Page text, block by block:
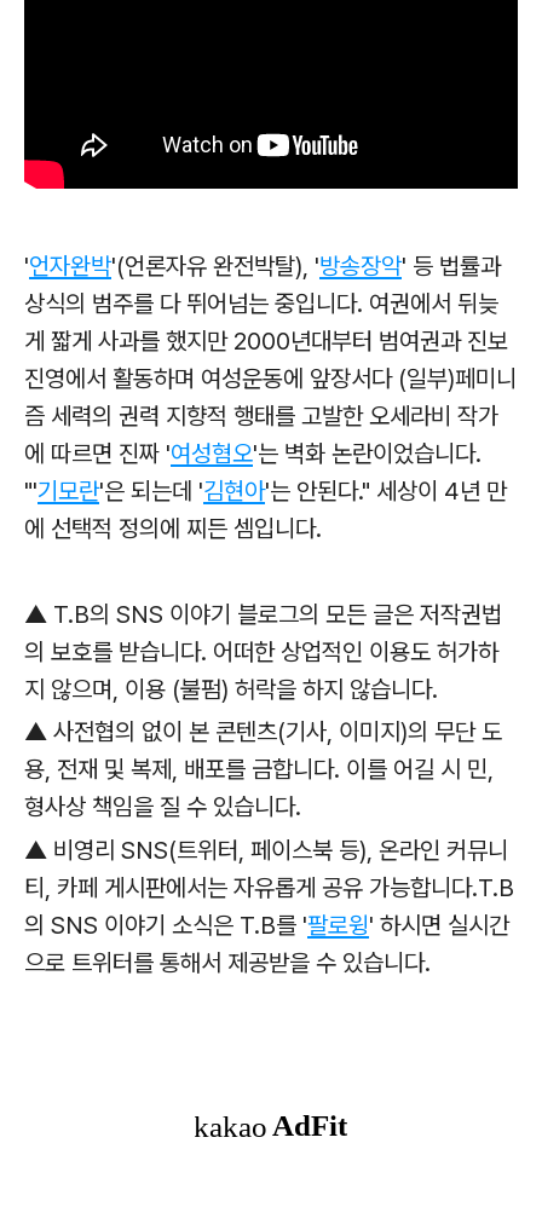
'언자완박'(언론자유 완전박탈), '방송장악' 등 법률과
상식의 범주를 다 뛰어넘는 중입니다. 여권에서 뒤늦
게 짧게 사과를 했지만 2000년대부터 범여권과 진보
진영에서 활동하며 여성운동에 앞장서다 (일부)페미니
즘 세력의 권력 지향적 행태를 고발한 오세라비 작가
에 따르면 진짜 '여성혐오'는 벽화 논란이었습니다.
"'기모란'은 되는데 '김현아'는 안된다." 세상이 4년 만
에 선택적 정의에 찌든 셈입니다.
▲ T.B의 SNS 이야기 블로그의 모든 글은 저작권법
의 보호를 받습니다. 어떠한 상업적인 이용도 허가하
지 않으며, 이용 (불펌) 허락을 하지 않습니다.
▲ 사전협의 없이 본 콘텐츠(기사, 이미지)의 무단 도
용, 전재 및 복제, 배포를 금합니다. 이를 어길 시 민,
형사상 책임을 질 수 있습니다.
▲ 비영리 SNS(트위터, 페이스북 등), 온라인 커뮤니
티, 카페 게시판에서는 자유롭게 공유 가능합니다.T.B
의 SNS 이야기 소식은 T.B를 '팔로윙' 하시면 실시간
으로 트위터를 통해서 제공받을 수 있습니다.